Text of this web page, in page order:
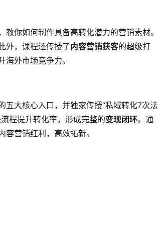
你如何制作具备高转化潜力的营销素材。
外，课程还传授了内容营销获客的超级打
外市场竞争力。
五大核心入口，并独家传授“私域转化7次法
程提升转化率，形成完整的变现闭环。通
营销红利，高效拓新。